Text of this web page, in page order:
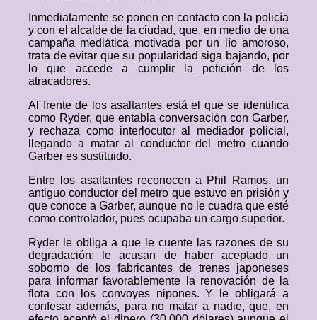
Inmediatamente se ponen en contacto con la policía
y con el alcalde de la ciudad, que, en medio de una
campaña mediática motivada por un lío amoroso,
trata de evitar que su popularidad siga bajando, por
lo que accede a cumplir la petición de los
atracadores.
Al frente de los asaltantes está el que se identifica
como Ryder, que entabla conversación con Garber,
y rechaza como interlocutor al mediador policial,
llegando a matar al conductor del metro cuando
Garber es sustituido.
Entre los asaltantes reconocen a Phil Ramos, un
antiguo conductor del metro que estuvo en prisión y
que conoce a Garber, aunque no le cuadra que esté
como controlador, pues ocupaba un cargo superior.
Ryder le obliga a que le cuente las razones de su
degradación: le acusan de haber aceptado un
soborno de los fabricantes de trenes japoneses
para informar favorablemente la renovación de la
flota con los convoyes nipones. Y le obligará a
confesar además, para no matar a nadie, que, en